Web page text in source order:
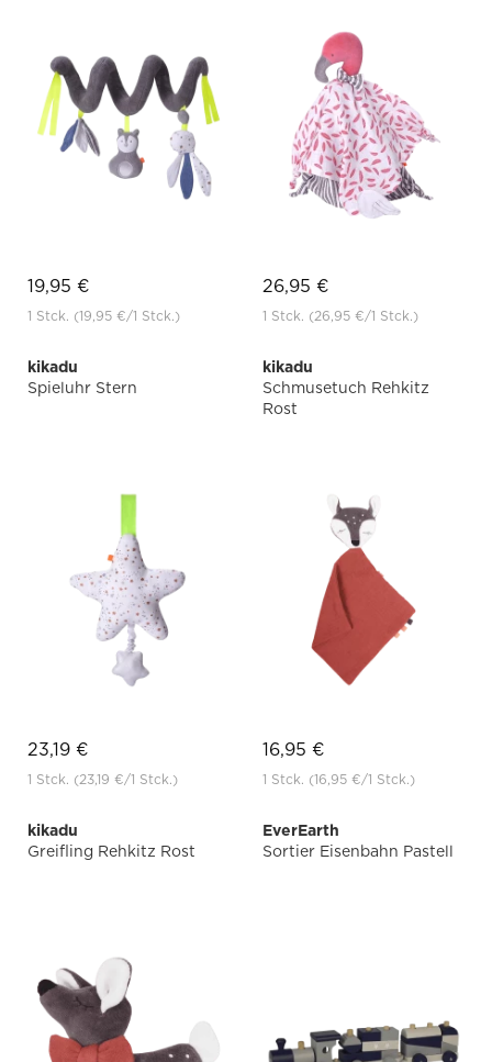
19,95 €
1 Stck. (19,95 €/1 Stck.)
26,95 €
1 Stck. (26,95 €/1 Stck.)
kikadu
Spieluhr Stern
23,19 €
1 Stck. (23,19 €/1 Stck.)
kikadu
Schmusetuch Rehkitz
Rost
16,95 €
1 Stck. (16,95 €/1 Stck.)
kikadu
Greifling Rehkitz Rost
EverEarth
Sortier Eisenbahn Pastell